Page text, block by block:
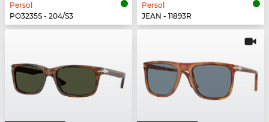
Persol
PO3235S - 204/S3
Persol
JEAN - 11893R